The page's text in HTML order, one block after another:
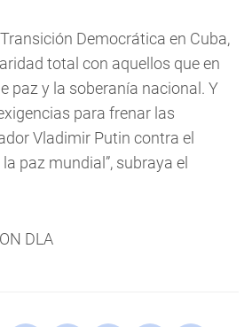
Democrática en Cuba,
total con aquellos que en
paz y la soberanía nacional. Y
para frenar las
Vladimir Putin contra el
paz mundial”, subraya el
DLA